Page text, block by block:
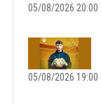
05/08/2026 20:00
05/08/2026 19:00